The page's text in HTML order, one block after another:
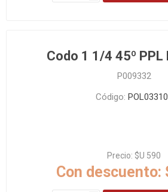
Codo 1 1/4 45º PPL
P009332
Código:
Precio: $U 590
Con descuento: